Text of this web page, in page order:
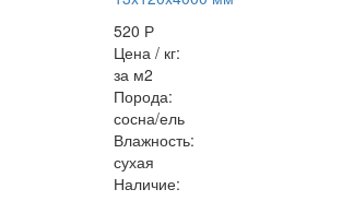
520 Р
Цена / кг:
за м2
Порода:
сосна/ель
Влажность:
сухая
Наличие: